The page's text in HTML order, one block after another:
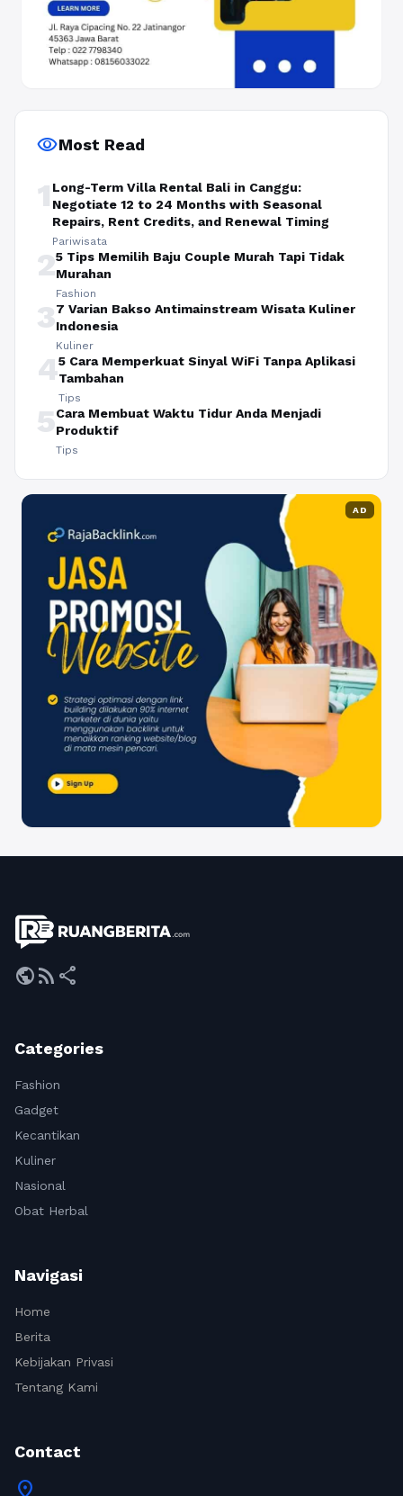
visibilityMost Read
1 Long-Term Villa Rental Bali in Canggu:
Negotiate 12 to 24 Months with Seasonal
Repairs, Rent Credits, and Renewal Timing
Pariwisata
25 Tips Memilih Baju Couple Murah Tapi Tidak
Murahan
Fashion
37 Varian Bakso Antimainstream Wisata Kuliner
Indonesia
Kuliner
45 Cara Memperkuat Sinyal WiFi Tanpa Aplikasi
Tambahan
Tips
5Cara Membuat Waktu Tidur Anda Menjadi
Produktif
Tips
AD
publicrss_feed share
Categories
Fashion
Gadget
Kecantikan
Kuliner
Nasional
Obat Herbal
Navigasi
Home
Berita
Kebijakan Privasi
Tentang Kami
Contact
location_on